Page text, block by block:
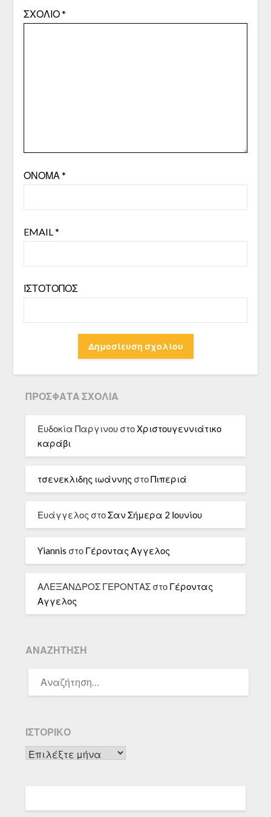
ΣΧΌΛΙΟ*
ΌΝΟΜΑ *
EMAIL*
ΙΣΤΌΤΟΠΟΣ
ΠΡΌΣΦΑΤΑ ΣΧΌΛΙΑ
Ευδοκία Παργινου στοΧριστουγεννιάτικο
καράβι
τσενεκλιδης ιωάννης στοΠιπεριά
Ευάγγελος στοΣαν Σήμερα 2 Ιουνίου
Yiannis στο Γέροντας Αγγελος
ΑΛΕΞΑΝΔΡΟΣ ΓΕΡΟΝΤΑΣ στο Γέροντας
Αγγελος
ΑΝΑΖΉΤΗΣΗ
ΓΙΑ:
ΙΣΤΟΡΙΚΌ
Ιστορικό